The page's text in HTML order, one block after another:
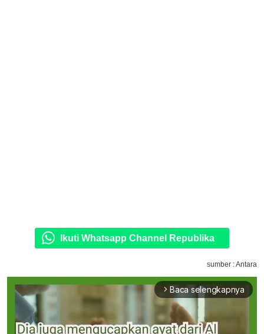
Ikuti Whatsapp Channel Republika
sumber : Antara
arrow_forward_ios Baca selengkapnya